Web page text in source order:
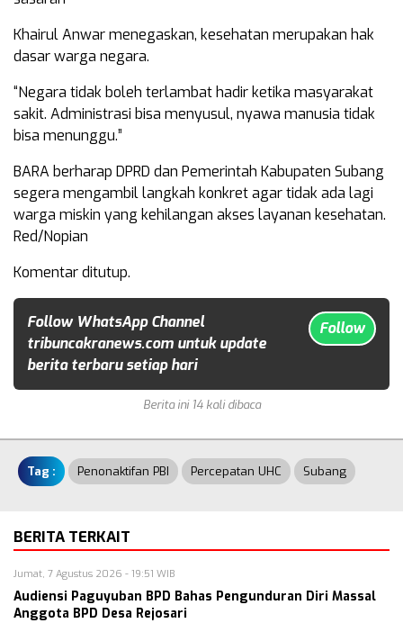
Khairul Anwar menegaskan, kesehatan merupakan hak
dasar warga negara.
“Negara tidak boleh terlambat hadir ketika masyarakat
sakit. Administrasi bisa menyusul, nyawa manusia tidak
bisa menunggu.”
BARA berharap DPRD dan Pemerintah Kabupaten Subang
segera mengambil langkah konkret agar tidak ada lagi
warga miskin yang kehilangan akses layanan kesehatan.
Red/Nopian
Komentar ditutup.
Follow WhatsApp Channel
tribuncakranews.com untuk update
berita terbaru setiap hari
Follow
Berita ini 14 kali dibaca
Tag : Penonaktifan PBI Percepatan UHC Subang
BERITA TERKAIT
Jumat, 7 Agustus 2026 - 19:51 WIB
Audiensi Paguyuban BPD Bahas Pengunduran Diri Massal
Anggota BPD Desa Rejosari